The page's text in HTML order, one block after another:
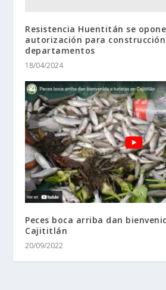
Resistencia Huentitán se
autorización para construcción
departamentos
18/04/2024
Peces boca arriba dan
Cajititlán
20/09/2022